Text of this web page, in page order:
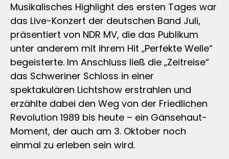
Musikalisches Highlight des ersten Tages war
das Live-Konzert der deutschen Band Juli,
präsentiert von NDR MV, die das Publikum
unter anderem mit ihrem Hit „Perfekte Welle“
begeisterte. Im Anschluss ließ die „Zeitreise“
das Schweriner Schloss in einer
spektakulären Lichtshow erstrahlen und
erzählte dabei den Weg von der Friedlichen
Revolution 1989 bis heute – ein Gänsehaut-
Moment, der auch am 3. Oktober noch
einmal zu erleben sein wird.